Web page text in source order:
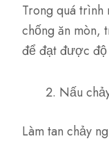
Trong quá
chống ăn mòn,
để đạt được độ
Nấu
Làm tan chảy